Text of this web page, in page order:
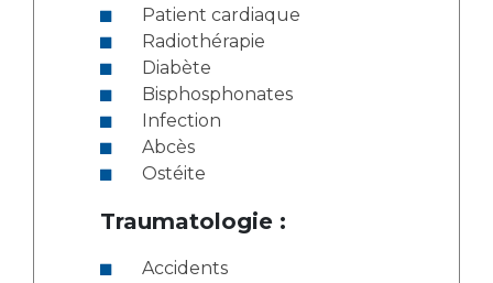
Patient cardiaque
Radiothérapie
Diabète
Bisphosphonates
Infection
Abcès
Ostéite
Traumatologie :
Accidents